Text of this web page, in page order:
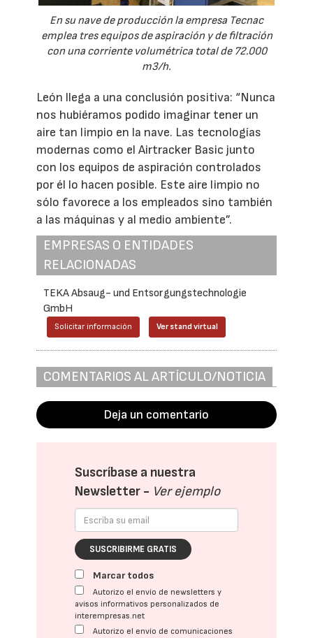
En su nave de producción la empresa Tecnac
emplea tres equipos de aspiración y de filtración
con una corriente volumétrica total de 72.000
m3/h.
León llega a una conclusión positiva: “Nunca
nos hubiéramos podido imaginar tener un
aire tan limpio en la nave. Las tecnologías
modernas como el Airtracker Basic junto
con los equipos de aspiración controlados
por él lo hacen posible. Este aire limpio no
sólo favorece a los empleados sino también
a las máquinas y al medio ambiente”.
EMPRESAS O ENTIDADES
RELACIONADAS
TEKA Absaug- und Entsorgungstechnologie
GmbH
Solicitar información Ver stand virtual
COMENTARIOS AL ARTÍCULO/NOTICIA
Deja un comentario
Suscríbase a nuestra
Newsletter - Ver ejemplo
SUSCRIBIRME GRATIS
Marcar todos
Autorizo el envío de newsletters y
avisos informativos personalizados de
interempresas.net
Autorizo el envío de comunicaciones